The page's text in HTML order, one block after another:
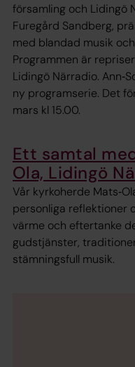
församling och Lidingö
Furegård Sandberg,
med blandad musik
Programmen är
Lidingö Närradio.
ny programserie. Det
mars kl 15.00.
Ett samtal
Ola, Lidingö
Vår kyrkoherde
personliga reflektioner
värme och eftertanke
gudstjänster,
stämningsfull musik.